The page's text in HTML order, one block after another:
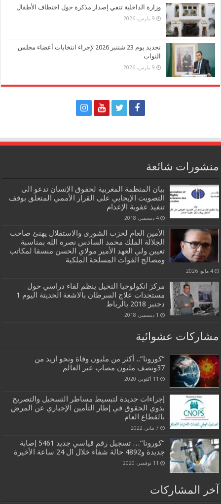
وزارة الداخلية تنفي إصدار مذكرة حول اختطاف الأطفال
9 مارس، 2026
تحديد يوم 23 شتنبر 2026 لإجراء انتخابات أعضاء مجلس
النواب
9 مارس، 2026
منشورات شائعة
بيان المنظمة المغربية لحقوق الإنسان تدعو الى
التصويت الإيجابي على القرار الأممي المتعلق بوقف
تنفيذ عقوبة الإعدام
4 ديسمبر، 2018
الأمين العام لحزب الشورى والاستقلال يهنئ صاحب
الجلالة الملك محمد السادس نصره الله بمناسبة
تعيين ولي العهد الأمير مولاي الحسن منسقا لمكاتب
ومصالح القوات المسلحة الملكية
4 مايو، 2026
مركز انكولوجيا النخيل ينظم لقاء دراسي حول
مستجدات علاج السرطان بالاشعة الحديتة اليوم 1
دجنبر 2018 بالرباط
1 ديسمبر، 2018
مشاركات عشوائية
“كورونا”.. أكثر من مليون وفاة ونحو ازيد من
37ونصف مليون مصاب عبر العالم
11 أكتوبر، 2020
إجراءات جديدة لتبسيط مساطر التسجيل والتصريح
بذوي الحقوق في إطار التأمين الإجباري عن المرض
بالقطاع العام
7 يناير، 2022
“كورونا”… تسجيل رقم قياسي جديد 5461 إصابة
جديدة و4892 حالة شفاء خلال ال 24 ساعة الأخيرة
11 نوفمبر، 2020
آخر المشاركات